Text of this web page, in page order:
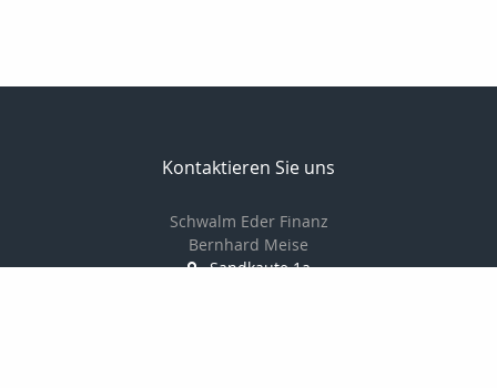
Kontaktieren Sie uns
Schwalm Eder Finanz
Bernhard Meise
Sandkaute 1a